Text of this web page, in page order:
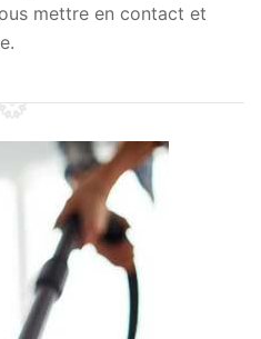
mettre en contact et